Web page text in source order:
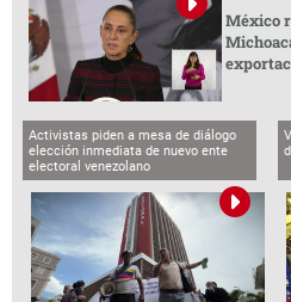
México
Activistas piden a mesa de diálogo
elección inmediata de nuevo ente
electoral venezolano